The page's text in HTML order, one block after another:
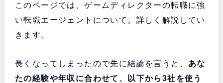
このページでは、ゲームディレクターの転職に強
い転職エージェントについて、詳しく解説してい
きます。
長くなってしまったので先に結論を言うと、 あな
たの経験や年収に合わせて、以下から3社を使う